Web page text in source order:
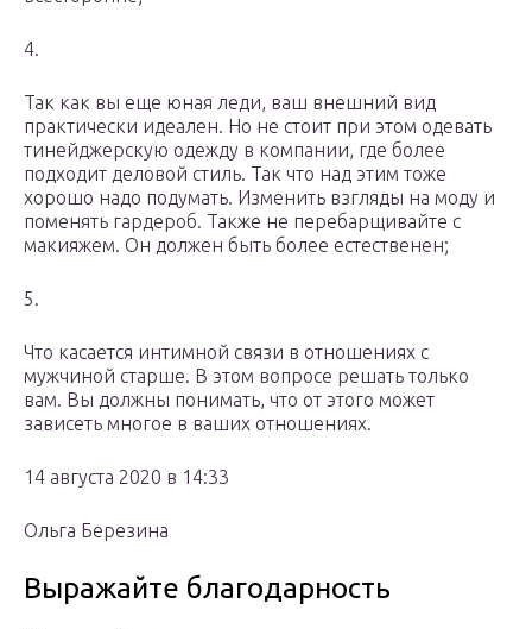
4.
Так как вы еще юная леди, ваш внешний вид
практически идеален. Но не стоит при этом одевать
тинейджерскую одежду в компании, где более
подходит деловой стиль. Так что над этим тоже
хорошо надо подумать. Изменить взгляды на моду и
поменять гардероб. Также не перебарщивайте с
макияжем. Он должен быть более естественен;
5.
Что касается интимной связи в отношениях с
мужчиной старше. В этом вопросе решать только
вам. Вы должны понимать, что от этого может
зависеть многое в ваших отношениях.
14 августа 2020 в 14:33
Ольга Березина
Выражайте благодарность